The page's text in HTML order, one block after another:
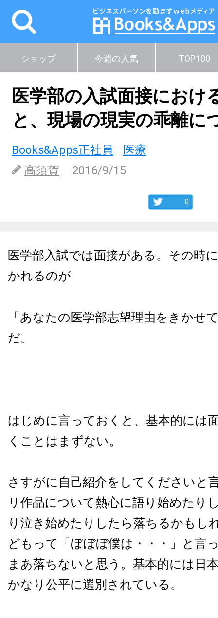
ショップ 今週の人気 TOP100
医学部の入試面接におけ
と、現場の現実の乖離に
Books&Apps正社員
医療
高須賀
2016/9/15
0
医学部入試では面接がある。その時
かれるのが
「あなたの医学部志望理由をきかせ
だ。
はじめに言っておくと、基本的には
くことはまずない。
さすがに自己紹介をしてくださいと
リ作品について熱心に語り始めたり
り泣き始めたりしたら落ちるかもし
どもって「ぼぼぼ僕は・・・」と言
まあ落ちないと思う。基本的には日
かなり公平に選別されている。